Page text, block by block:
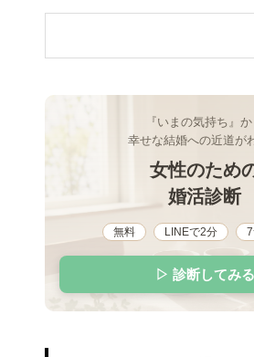
『いまの気持ち』か
幸せな結婚への近道が
女性のため
婚活診断
無料 LINEで2分
▷ 診断してみる